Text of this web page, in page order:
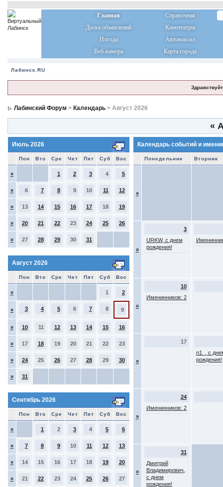
Главная
Справочная
Доска объявлений
Кинотеатры
Погода
Автовокзал
Веб-камера
Карта города
Лабинск.RU
Лабинский Форум > Календарь> Август 2026
«
Июль 2026
Пон Вто Сре Чет Пят Суб Вос
» 1 2 3 4 5
» 6 7 8 9 10 11 12
» 13 14 15 16 17 18 19
» 20 21 22 23 24 25 26
» 27 28 29 30 31
Август 2026
Пон Вто Сре Чет Пят Суб Вос
» 1 2
» 3 4 5 6 7 8 9
» 10 11 12 13 14 15 16
» 17 18 19 20 21 22 23
» 24 25 26 27 28 29 30
» 31
Сентябрь 2026
Пон Вто Сре Чет Пят Суб Вос
» 1 2 3 4 5 6
» 7 8 9 10 11 12 13
» 14 15 16 17 18 19 20
» 21 22 23 24 25 26 27
Календарь событий и
Понедельник Вторник
»
»
3
URKW, с днем
рождения!
»
10
Именинников: 2
»
17
n1_, с
рождения!
»
24
Именинников: 2
»
31
Дмитрий
Владимирович,
с днем
рождения!